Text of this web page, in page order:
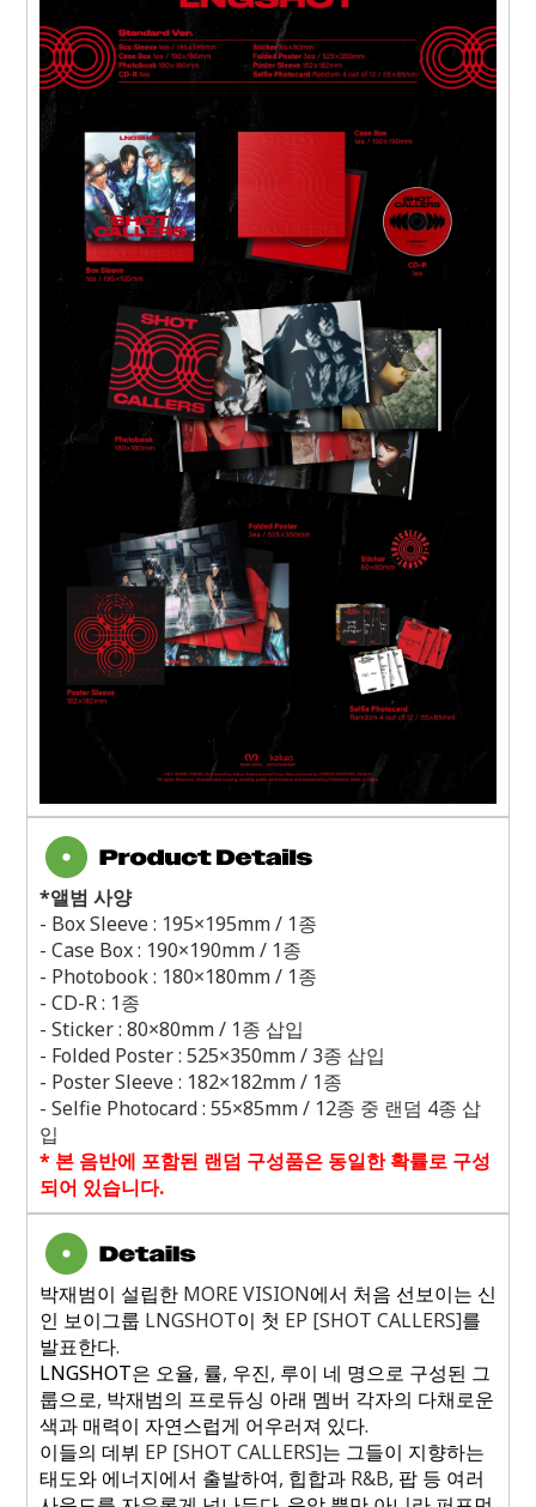
*앨범 사양
- Box Sleeve : 195×195mm / 1종
- Case Box : 190×190mm / 1종
- Photobook : 180×180mm / 1종
- CD-R : 1종
- Sticker : 80×80mm / 1종 삽입
- Folded Poster : 525×350mm / 3종 삽입
- Poster Sleeve : 182×182mm / 1종
- Selfie Photocard : 55×85mm / 12종 중 랜덤 4종 삽
입
* 본 음반에 포함된 랜덤 구성품은 동일한 확률로 구성
되어 있습니다.
박재범이 설립한MORE VISION에서 처음 선보이는 신
인 보이그룹 LNGSHOT이 첫 EP [SHOT CALLERS]를
발표한다.
LNGSHOT은 오율, 률, 우진, 루이 네 명으로 구성된 그
룹으로, 박재범의 프로듀싱 아래 멤버 각자의 다채로운
색과 매력이 자연스럽게 어우러져 있다.
이들의 데뷔 EP [SHOT CALLERS]는 그들이 지향하는
태도와 에너지에서 출발하여, 힙합과R&B, 팝 등 여러